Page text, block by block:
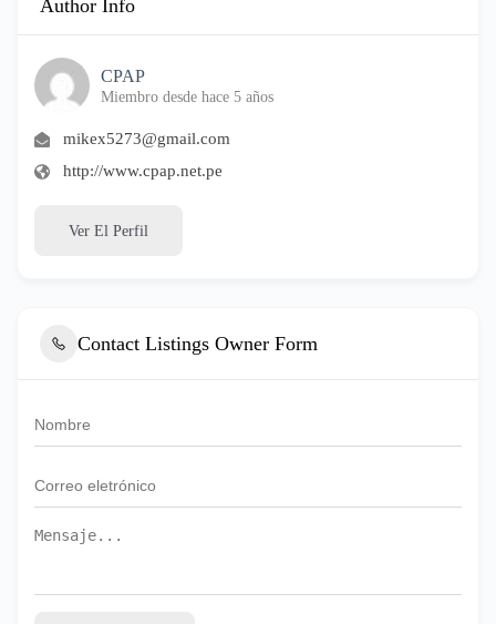
Author Info
CPAP
Miembro desde hace 5 años
mikex5273@gmail.com
http://www.cpap.net.pe
Ver El Perfil
Contact Listings Owner Form